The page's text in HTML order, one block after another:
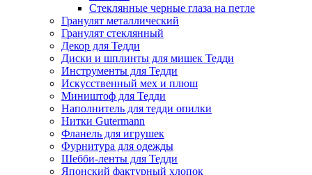
Стеклянные черные глаза на петле
Гранулят металлический
Гранулят стеклянный
Декор для Тедди
Диски и шплинты для мишек Тедди
Инструменты для Тедди
Искусственный мех и плюш
Миништоф для Тедди
Наполнитель для тедди опилки
Нитки Gutermann
Фланель для игрушек
Фурнитура для одежды
Шебби-ленты для Тедди
Японский фактурный хлопок